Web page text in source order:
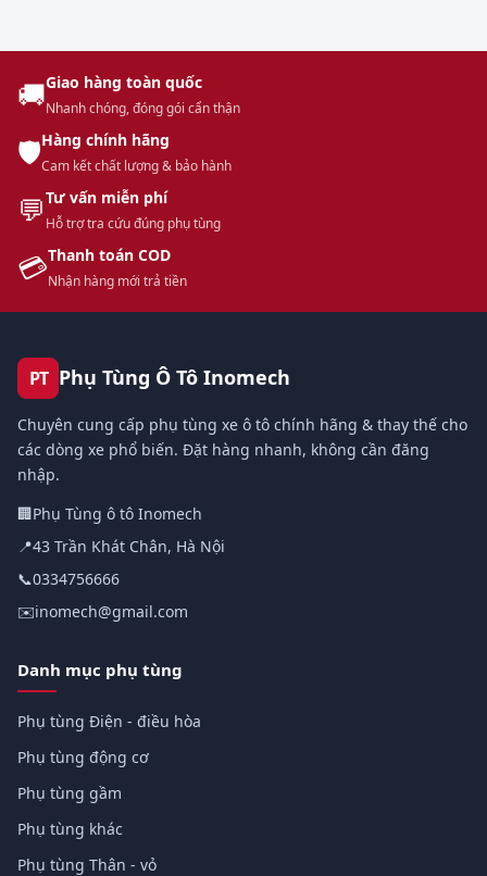
🚚Giao hàng toàn quốc
Nhanh chóng, đóng gói cẩn thận
🛡️Hàng chính hãng
Cam kết chất lượng & bảo hành
💬Tư vấn miễn phí
Hỗ trợ tra cứu đúng phụ tùng
💳Thanh toán COD
Nhận hàng mới trả tiền
PT Phụ Tùng Ô Tô Inomech
Chuyên cung cấp phụ tùng xe ô tô chính hãng & thay thế cho
các dòng xe phổ biến. Đặt hàng nhanh, không cần đăng
nhập.
🏢Phụ Tùng ô tô Inomech
📍43 Trần Khát Chân, Hà Nội
📞0334756666
✉️inomech@gmail.com
Danh mục phụ tùng
Phụ tùng Điện - điều hòa
Phụ tùng động cơ
Phụ tùng gầm
Phụ tùng khác
Phụ tùng Thân - vỏ